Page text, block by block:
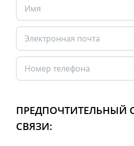
ПРЕДПОЧТИТЕЛЬНЫЙ
СВЯЗИ: